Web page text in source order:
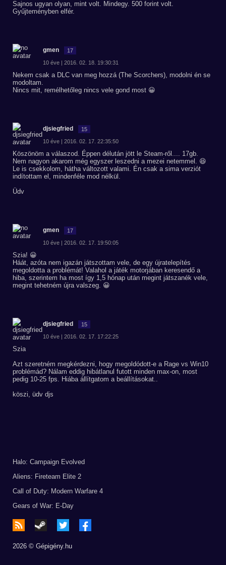
Sajnos ugyan olyan, mint volt. Mindegy. 500 forint volt.
Gyűjteményben elfér.
gmen 17
10 éve | 2016. 02. 18. 19:30:31
Nekem csak a DLC van meg hozzá (The Scorchers), modolni én se
modoltam.
Nincs mit, remélhetőleg nincs vele gond most 😀
djsiegfried 15
10 éve | 2016. 02. 17. 22:35:50
Köszönöm a válaszod. Éppen délután jött le Steam-ről.... 17gb.
Nem nagyon akarom még egyszer leszedni a mezei netemmel. 😆
Le is csekkolom, hátha változott valami. Én csak a sima verziót
indítottam el, mindenféle mod nélkül.
Üdv
gmen 17
10 éve | 2016. 02. 17. 19:50:05
Szia! 😀
Háát, azóta nem igazán játszottam vele, de egy újratelepítés
megoldotta a problémát! Valahol a játék motorjában keresendő a
hiba, szerintem ha most így 1,5 hónap után megint játszanék vele,
megint tehetném újra valszeg. 😀
djsiegfried 15
10 éve | 2016. 02. 17. 17:22:25
Szia
Azt szeretném megkérdezni, hogy megoldódott-e a Rage vs Win10
problémád? Nálam eddig hibátlanul futott minden max-on, most
pedig 10-25 fps. Hiába állítgatom a beállításokat..
köszi, üdv djs
Halo: Campaign Evolved
Aliens: Fireteam Elite 2
Call of Duty: Modern Warfare 4
Gears of War: E-Day
2026 © Gépigény.hu